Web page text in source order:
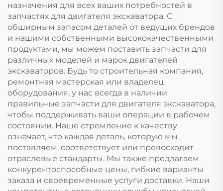
назначения для всех ваших потребностей в
запчастях для двигателя экскаватора. С
обширным запасом деталей от ведущих брендов
и нашими собственными высококачественными
продуктами, мы можем поставить запчасти для
различных моделей и марок двигателей
экскаваторов. Будь то строительная компания,
ремонтная мастерская или владелец
оборудования, у нас всегда в наличии
правильные запчасти для двигателя экскаватора,
чтобы поддерживать ваши операции в рабочем
состоянии. Наше стремление к качеству
означает, что каждая деталь, которую мы
поставляем, соответствует или превосходит
отраслевые стандарты. Мы также предлагаем
конкурентоспособные цены, гибкие варианты
заказа и своевременные услуги доставки. Наши